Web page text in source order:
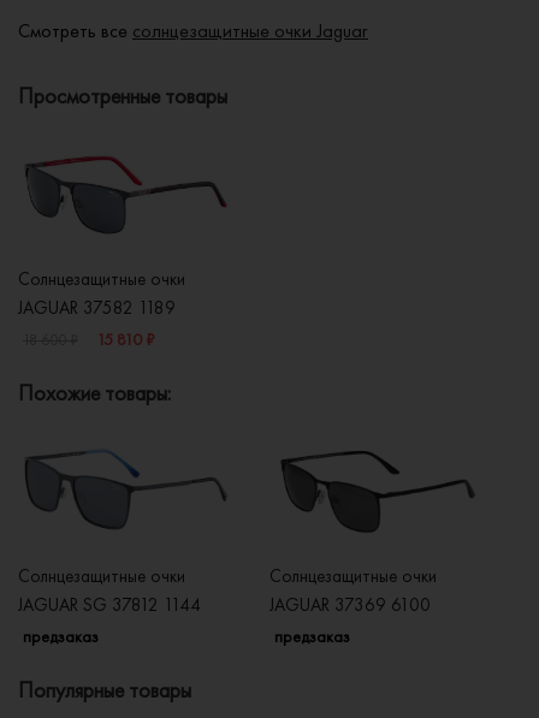
Смотреть все солнцезащитные очки Jaguar
Просмотренные товары
Солнцезащитные очки
JAGUAR 37582 1189
15 810 ₽
Похожие товары:
Солнцезащитные очки
JAGUAR SG 37812 1144
предзаказ
Солнцезащитные очки
JAGUAR 37369 6100
предзаказ
Популярные товары